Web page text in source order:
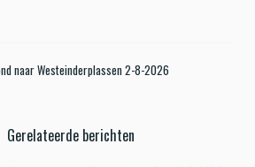
naar Westeinderplassen 2-8-2026
Gerelateerde berichten